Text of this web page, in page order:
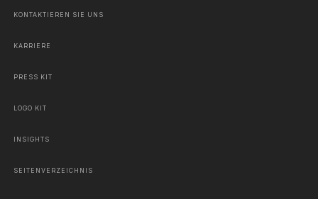
KONTAKTIEREN SIE UNS
KARRIERE
PRESS KIT
LOGO KIT
INSIGHTS
SEITENVERZEICHNIS